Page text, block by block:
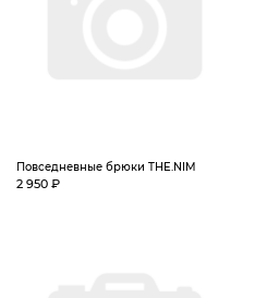
Повседневные брюки THE.NIM
2 950 ₽